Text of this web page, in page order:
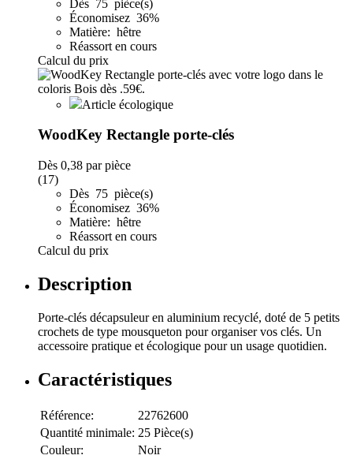
Dès 75 pièce(s)
Économisez 36%
Matière: hêtre
Réassort en cours
Calcul du prix
Article écologique
WoodKey Rectangle porte-clés
Dès 0,38 par pièce
(17)
Dès 75 pièce(s)
Économisez 36%
Matière: hêtre
Réassort en cours
Calcul du prix
Description
Porte-clés décapsuleur en aluminium recyclé, doté de 5 petits
crochets de type mousqueton pour organiser vos clés. Un
accessoire pratique et écologique pour un usage quotidien.
Caractéristiques
Référence:
22762600
Quantité minimale: 25 Pièce(s)
Couleur:
Noir